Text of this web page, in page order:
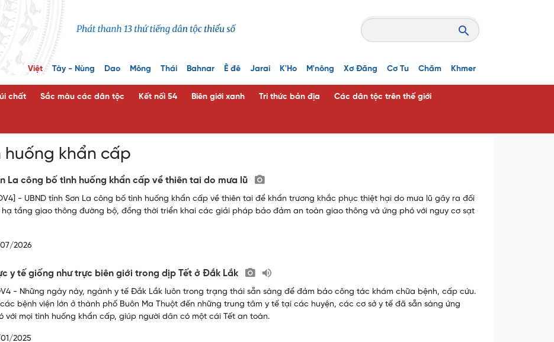
Việt Tày - Nùng Dao Mông Thái Bahnar Ê đê Jarai K'Ho M'nông Xơ Đăng Cơ Tu Chăm Khmer
chất Sắc màu các dân tộc Kết nối 54 Biên giới xanh Tri thức bản địa Các dân tộc trên thế giới
huống khẩn cấp
La công bố tình huống khẩn cấp về thiên tai do mưa lũ
- UBND tỉnh Sơn La công bố tình huống khẩn cấp về thiên tai để khẩn trương khắc phục thiệt hại do mưa lũ gây ra đối
hạ tầng giao thông đường bộ, đồng thời triển khai các giải pháp bảo đảm an toàn giao thông và ứng phó với nguy cơ sạt
2026
y tế giống như trực biên giới trong dịp Tết ở Đắk Lắk
- Những ngày này, ngành y tế Đắk Lắk luôn trong trạng thái sẵn sàng để đảm bảo công tác khám chữa bệnh, cấp cứu.
bệnh viện lớn ở thành phố Buôn Ma Thuột đến những trung tâm y tế tại các huyện, các cơ sở y tế đã sẵn sàng ứng
với mọi tình huống khẩn cấp, giúp người dân có một cái Tết an toàn.
2025